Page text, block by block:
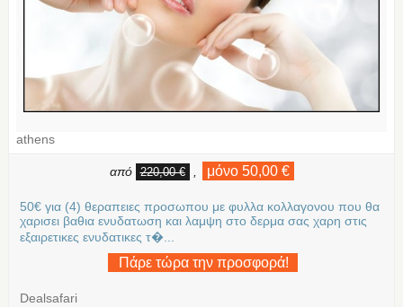
athens
από 220,00 € μόνο 50,00 €
50€ για (4) θεραπειες προσωπου με φυλλα κολλαγονου που θα
χαρισει βαθια ενυδατωση και λαμψη στο δερμα σας χαρη στις
εξαιρετικες ενυδατικες τ�...
Πάρε τώρα την προσφορά!
Dealsafari